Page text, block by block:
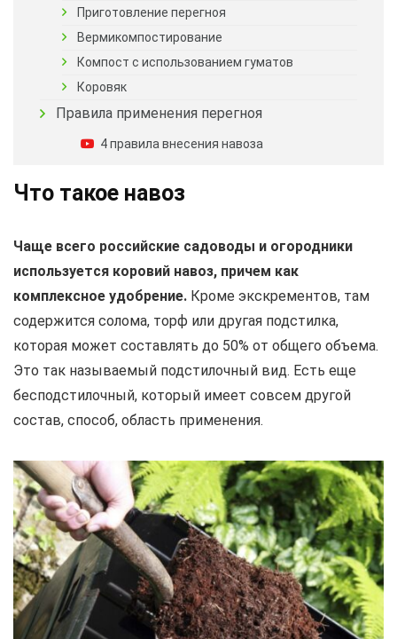
Приготовление перегноя
Вермикомпостирование
Компост с использованием гуматов
Коровяк
Правила применения перегноя
4 правила внесения навоза
Что такое навоз
Чаще всего российские садоводы и огородники
используется коровий навоз, причем как
комплексное удобрение. Кроме экскрементов, там
содержится солома, торф или другая подстилка,
которая может составлять до 50% от общего объема.
Это так называемый подстилочный вид. Есть еще
бесподстилочный, который имеет совсем другой
состав, способ, область применения.